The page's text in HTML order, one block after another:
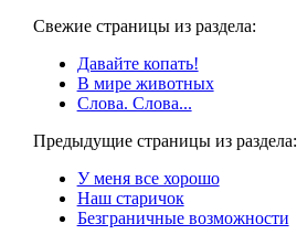
Свежие страницы из раздела:
Давайте копать!
В мире животных
Слова. Слова...
Предыдущие страницы из раздела:
У меня все хорошо
Наш старичок
Безграничные возможности